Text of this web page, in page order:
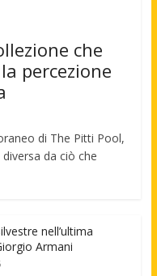
che
percezione
di The Pitti Pool,
da ciò che
nell’ultima
Armani